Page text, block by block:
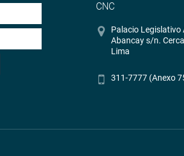
CNC
Palacio Legislativo
Abancay s/n.
Lima
311-7777 (Anexo